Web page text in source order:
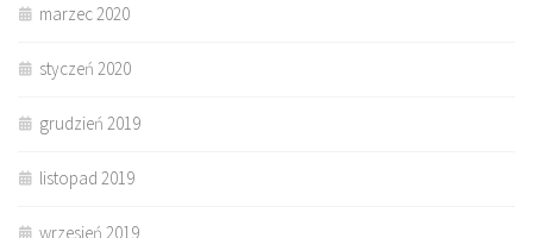
marzec 2020
styczeń 2020
grudzień 2019
listopad 2019
wrzesień 2019